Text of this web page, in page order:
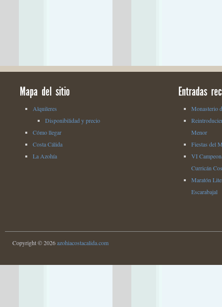
Mapa del sitio
Alquileres
Disponibilidad y precio
Cómo llegar
Costa Cálida
La Azohía
Entradas
Monasterio
Menor
Fiestas del
VI
Curricán
Maratón
Escarabajal
Copyright © 2026azohiacostacalida.com